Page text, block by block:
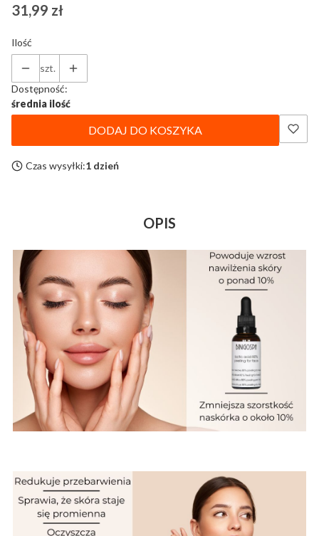
Cena
31,99 zł
Ilość
szt.
Dostępność:
średnia ilość
DODAJ DO KOSZYKA
Czas wysyłki:1 dzień
OPIS